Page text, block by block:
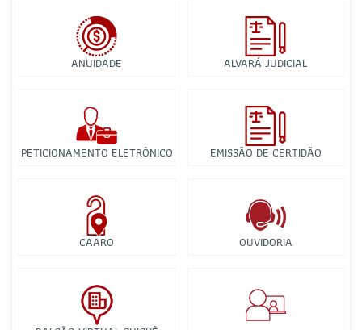
ANUIDADE ALVARÁ JUDICIAL
PETICIONAMENTO ELETRÔNICO EMISSÃO DE CERTIDÃO
CAARO OUVIDORIA